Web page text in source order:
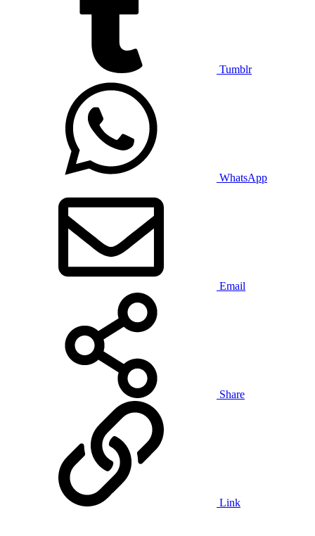
Tumblr
WhatsApp
Email
Share
Link